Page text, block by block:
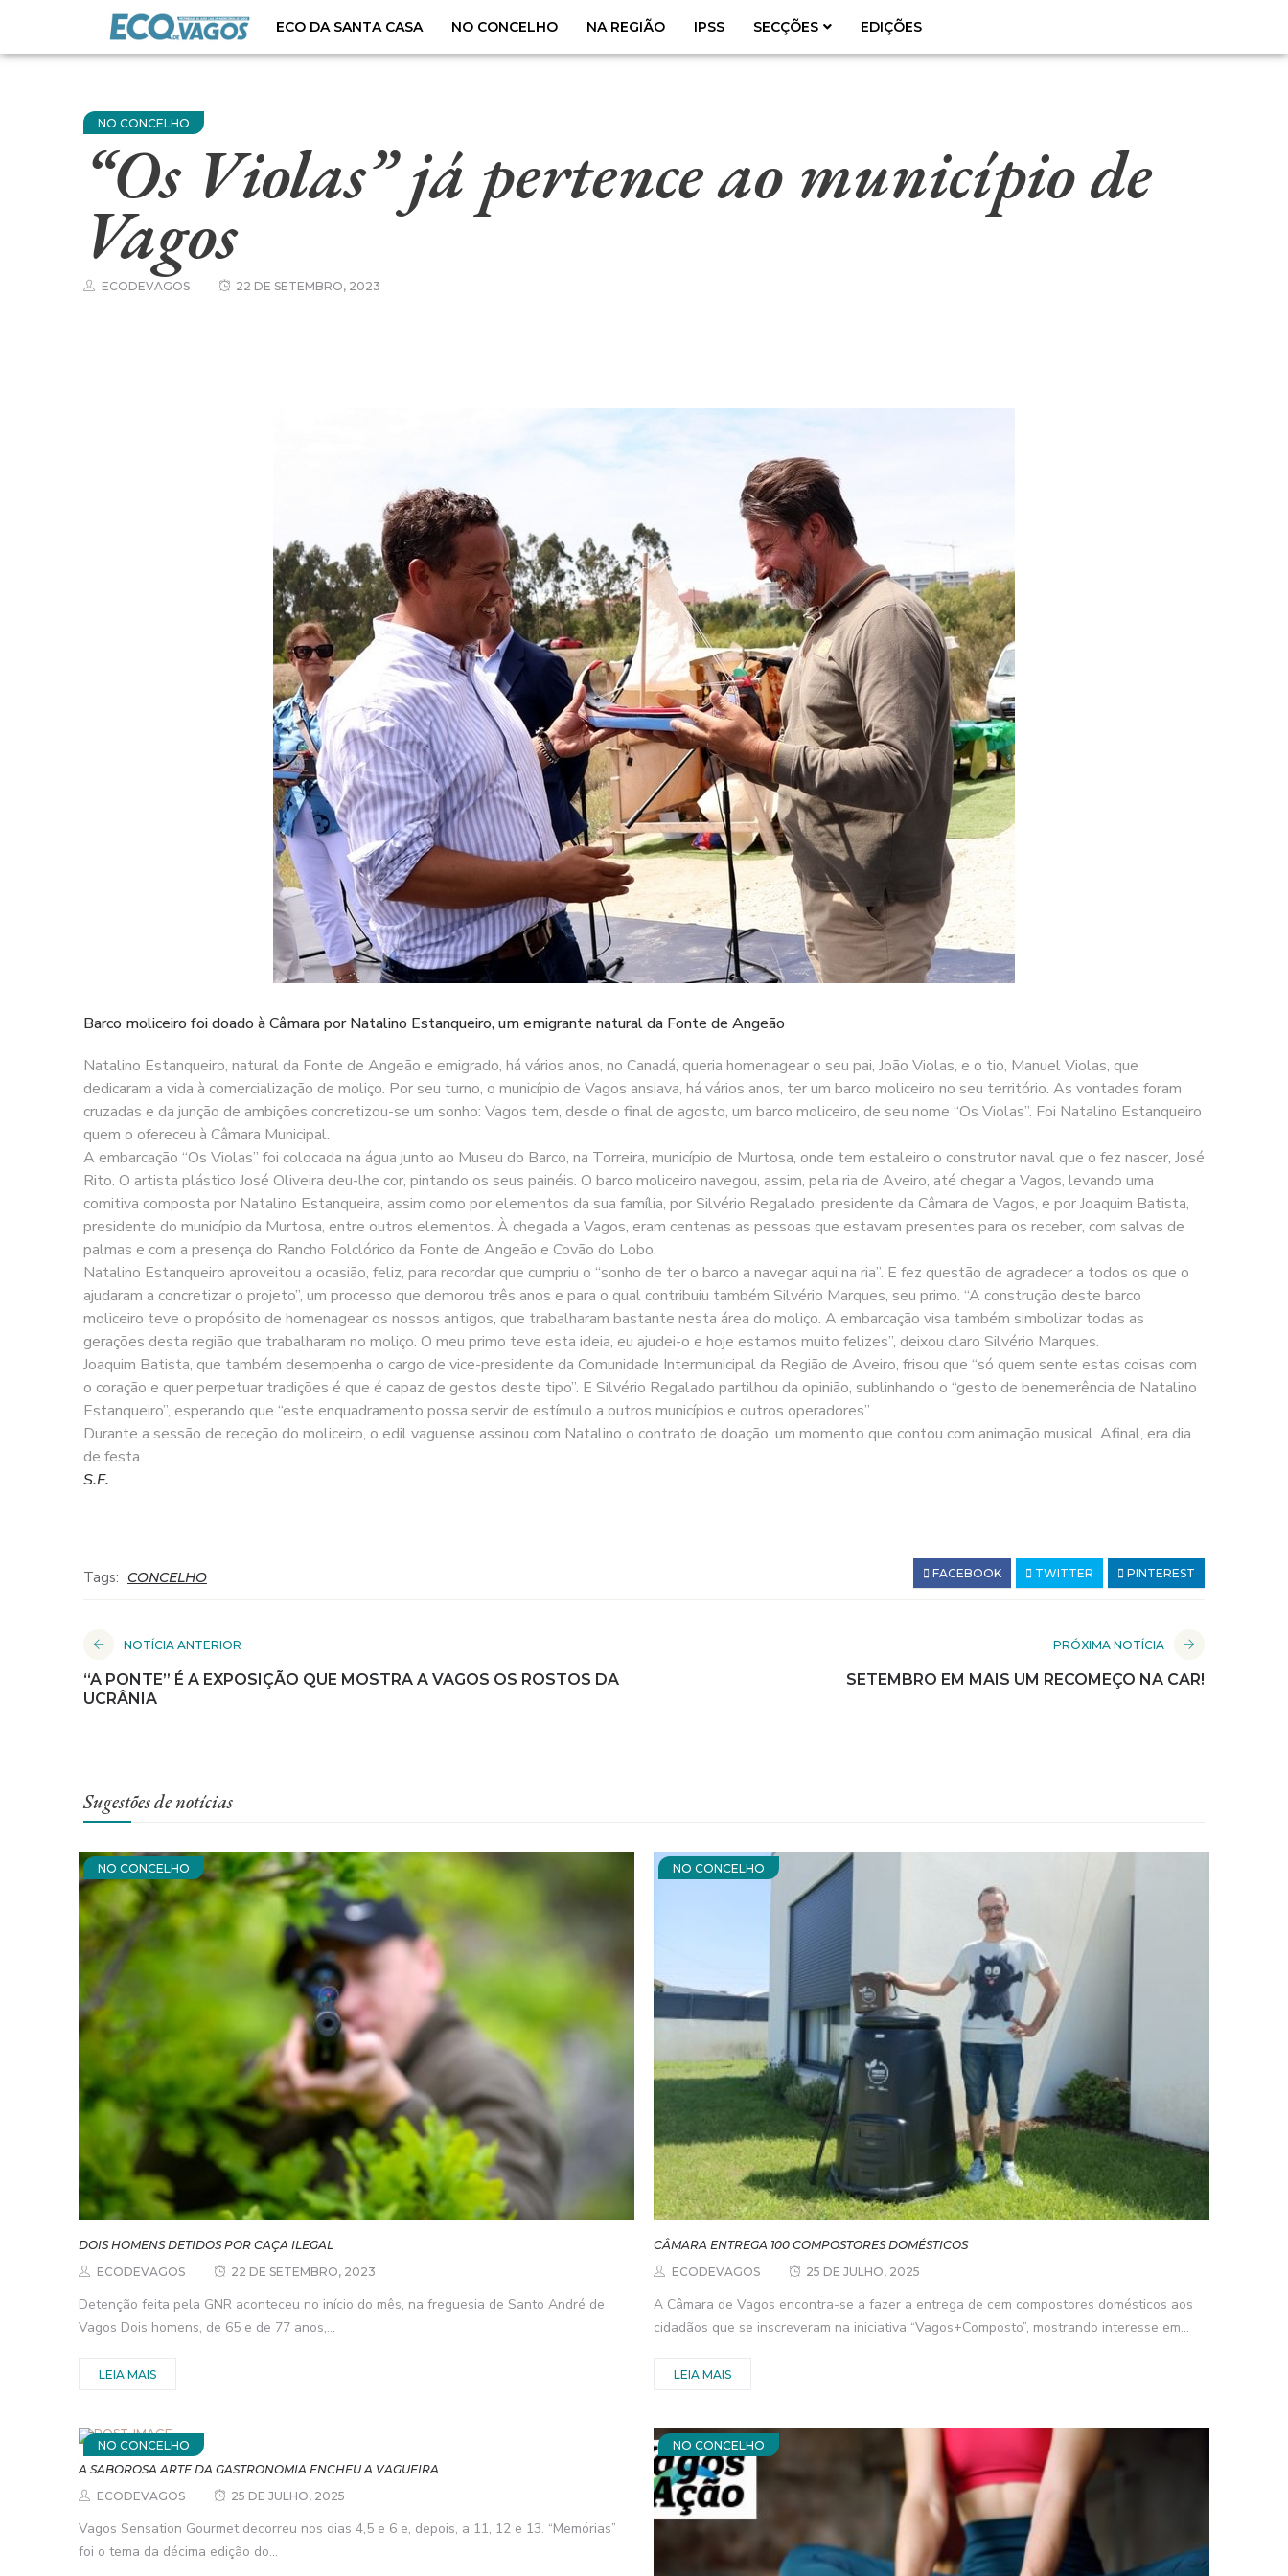
ECO DA SANTA CASA NO CONCELHO NA REGIÃO IPSS SECÇÕES EDIÇÕES
NO CONCELHO
“Os Violas” já pertence ao município de
Vagos
ECODEVAGOS 22 DE SETEMBRO, 2023
Barco moliceiro foi doado à Câmara por Natalino Estanqueiro, um emigrante natural da Fonte de Angeão
Natalino Estanqueiro, natural da Fonte de Angeão e emigrado, há vários anos, no Canadá, queria homenagear o seu pai, João Violas, e o tio, Manuel Violas, que
dedicaram a vida à comercialização de moliço. Por seu turno, o município de Vagos ansiava, há vários anos, ter um barco moliceiro no seu território. As vontades foram
cruzadas e da junção de ambições concretizou-se um sonho: Vagos tem, desde o final de agosto, um barco moliceiro, de seu nome “Os Violas”. Foi Natalino Estanqueiro
quem o ofereceu à Câmara Municipal.
A embarcação “Os Violas” foi colocada na água junto ao Museu do Barco, na Torreira, município de Murtosa, onde tem estaleiro o construtor naval que o fez nascer, José
Rito. O artista plástico José Oliveira deu-lhe cor, pintando os seus painéis. O barco moliceiro navegou, assim, pela ria de Aveiro, até chegar a Vagos, levando uma
comitiva composta por Natalino Estanqueira, assim como por elementos da sua família, por Silvério Regalado, presidente da Câmara de Vagos, e por Joaquim Batista,
presidente do município da Murtosa, entre outros elementos. À chegada a Vagos, eram centenas as pessoas que estavam presentes para os receber, com salvas de
palmas e com a presença do Rancho Folclórico da Fonte de Angeão e Covão do Lobo.
Natalino Estanqueiro aproveitou a ocasião, feliz, para recordar que cumpriu o “sonho de ter o barco a navegar aqui na ria”. E fez questão de agradecer a todos os que o
ajudaram a concretizar o projeto”, um processo que demorou três anos e para o qual contribuiu também Silvério Marques, seu primo. “A construção deste barco
moliceiro teve o propósito de homenagear os nossos antigos, que trabalharam bastante nesta área do moliço. A embarcação visa também simbolizar todas as
gerações desta região que trabalharam no moliço. O meu primo teve esta ideia, eu ajudei-o e hoje estamos muito felizes”, deixou claro Silvério Marques.
Joaquim Batista, que também desempenha o cargo de vice-presidente da Comunidade Intermunicipal da Região de Aveiro, frisou que “só quem sente estas coisas com
o coração e quer perpetuar tradições é que é capaz de gestos deste tipo”. E Silvério Regalado partilhou da opinião, sublinhando o “gesto de benemerência de Natalino
Estanqueiro”, esperando que “este enquadramento possa servir de estímulo a outros municípios e outros operadores”.
Durante a sessão de receção do moliceiro, o edil vaguense assinou com Natalino o contrato de doação, um momento que contou com animação musical. Afinal, era dia
de festa.
S.F.
Tags: CONCELHO FACEBOOK TWITTER PINTEREST
NOTÍCIA ANTERIOR
“A PONTE” É A EXPOSIÇÃO QUE MOSTRA A VAGOS OS ROSTOS DA
UCRÂNIA
PRÓXIMA NOTÍCIA
SETEMBRO EM MAIS UM RECOMEÇO NA CAR!
Sugestões de notícias
NO CONCELHO
DOIS HOMENS DETIDOS POR CAÇA ILEGAL
ECODEVAGOS
22 DE SETEMBRO, 2023
Detenção feita pela GNR aconteceu no início do mês, na freguesia de Santo André de
Vagos Dois homens, de 65 e de 77 anos,...
LEIA MAIS
NO CONCELHO
CÂMARA ENTREGA 100 COMPOSTORES DOMÉSTICOS
ECODEVAGOS
25 DE JULHO, 2025
A Câmara de Vagos encontra-se a fazer a entrega de cem compostores domésticos aos
cidadãos que se inscreveram na iniciativa “Vagos+Composto”, mostrando interesse em...
LEIA MAIS
NO CONCELHO
A SABOROSA ARTE DA GASTRONOMIA ENCHEU A VAGUEIRA
ECODEVAGOS
25 DE JULHO, 2025
Vagos Sensation Gourmet decorreu nos dias 4,5 e 6 e, depois, a 11, 12 e 13. “Memórias”
foi o tema da décima edição do...
NO CONCELHO